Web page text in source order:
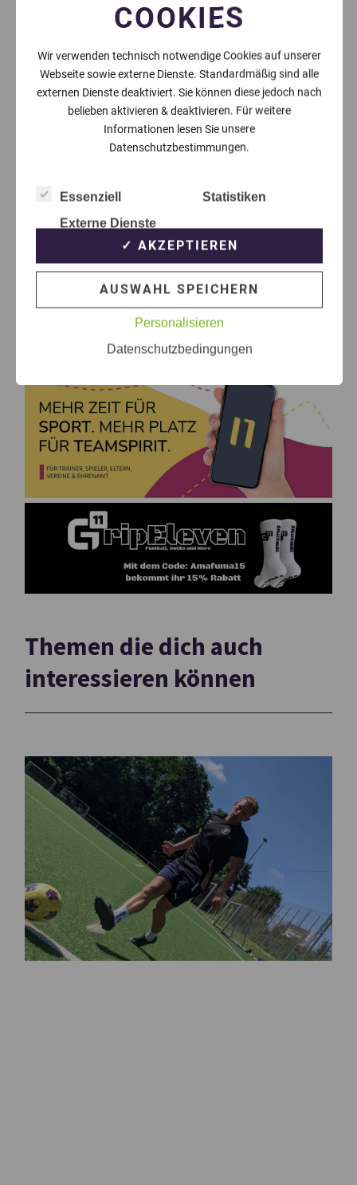
Themen die dich auch
interessieren können
COOKIES
Wir verwenden technisch notwendige Cookies auf unserer
Webseite sowie externe Dienste. Standardmäßig sind alle
externen Dienste deaktiviert. Sie können diese jedoch nach
belieben aktivieren & deaktivieren. Für weitere
Informationen lesen Sie unsere
Datenschutzbestimmungen.
Essenziell
Statistiken
Externe Dienste
✓ AKZEPTIEREN
AUSWAHL SPEICHERN
Personalisieren
Datenschutzbedingungen